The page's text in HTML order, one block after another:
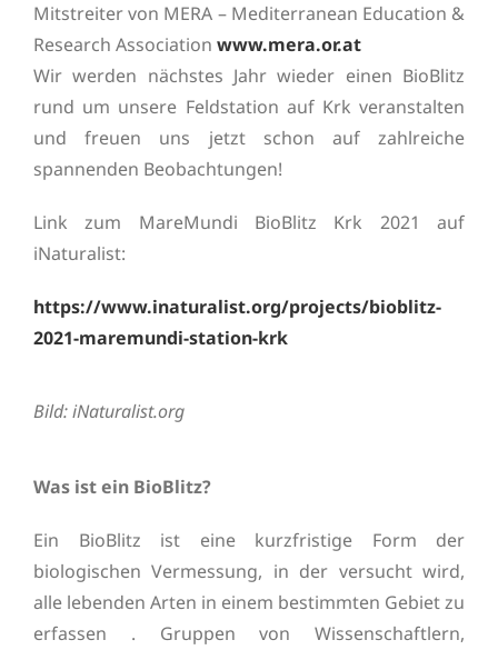
Mitstreiter von MERA – Mediterranean Education &
Research Association www.mera.or.at
Wir werden nächstes Jahr wieder einen BioBlitz
rund um unsere Feldstation auf Krk veranstalten
und freuen uns jetzt schon auf zahlreiche
spannenden Beobachtungen!
Link zum MareMundi BioBlitz Krk 2021 auf
iNaturalist:
https://www.inaturalist.org/projects/bioblitz-
2021-maremundi-station-krk
Bild: iNaturalist.org
Was ist ein BioBlitz?
Ein BioBlitz ist eine kurzfristige Form der
biologischen Vermessung, in der versucht wird,
alle lebenden Arten in einem bestimmten Gebiet zu
erfassen . Gruppen von Wissenschaftlern,